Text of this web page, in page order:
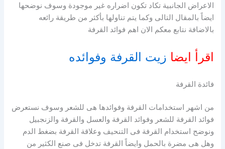
الاعراض الجانبية تكاد تكون اضراره غير موجودة وسوف نوضحها
ايضاً بالمقال التالى وكما يتم تناولها بأكثر من طريقة رائعه
بالاضافة نتابع معكم الان اهم فوائد القرفة
اقرأ ايضا زيت القرفة وفوائده
فائدة القرفة
من اشهر استخدامات القرفة وفوائدها هى للشعر وسوف نستعرض
فوائد القرفة للشعر وفوائد القرفة والعسل والقرفة والزنجبيل
ونوضح استخدام القرفة فى التنحيف وعلاقة القرفة بضغط الدم
وهل هى مضرة بالحمل وايضاً القرفة تدخل فى صنع الكثير من